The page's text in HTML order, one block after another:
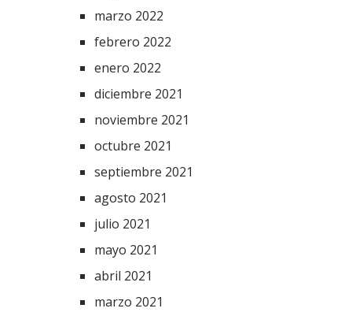
marzo 2022
febrero 2022
enero 2022
diciembre 2021
noviembre 2021
octubre 2021
septiembre 2021
agosto 2021
julio 2021
mayo 2021
abril 2021
marzo 2021